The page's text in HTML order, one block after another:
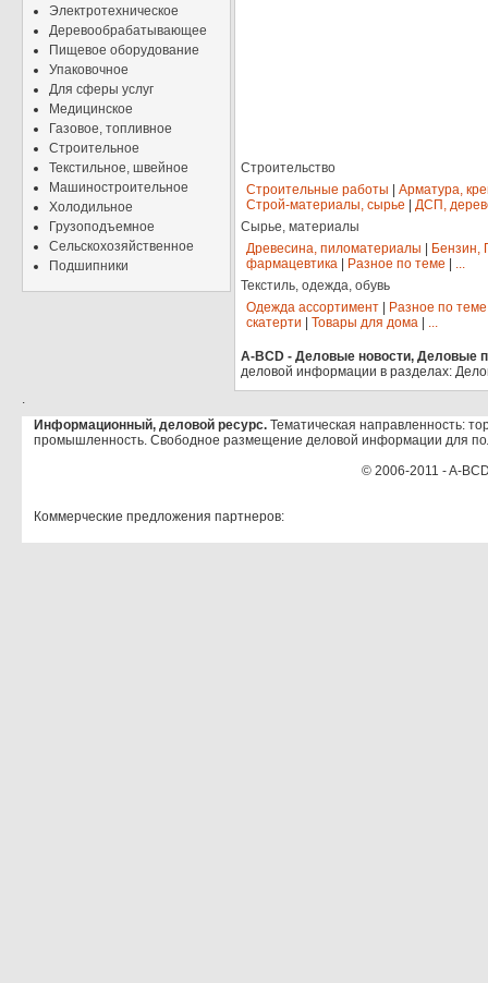
Электротехническое
Деревообрабатывающее
Пищевое оборудование
Упаковочное
Для сферы услуг
Медицинское
Газовое, топливное
Строительное
Текстильное, швейное
Машиностроительное
Холодильное
Грузоподъемное
Сельскохозяйственное
Подшипники
Строительство
Строительные работы
Арматура,
Строй-материалы, сырье
ДСП,
Сырье, материалы
Древесина, пиломатериалы
Бензин,
фармацевтика
Разное по теме
...
Текстиль, одежда, обувь
Одежда ассортимент
Разное по теме
скатерти
Товары для дома ...
A-BCD - Деловые новости, Деловые
деловой информации в разделах:
.
Информационный, деловой ресурс. Тематическая направленность:
промышленность. Свободное размещение деловой информации для
© 2006-2011 - A-
Коммерческие предложения партнеров: